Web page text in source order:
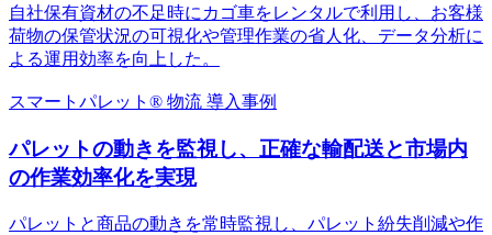
自社保有資材の不足時にカゴ車をレンタルで利用し、お客様
荷物の保管状況の可視化や管理作業の省人化、データ分析に
よる運用効率を向上した。
スマートパレット® 物流 導入事例
パレットの動きを監視し、正確な輸配送と市場内
の作業効率化を実現
パレットと商品の動きを常時監視し、パレット紛失削減や作